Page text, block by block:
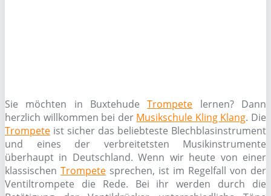
Sie möchten in BuxtehudeTrompete lernen? Dann
herzlich willkommen bei der Musikschule Kling Klang. Die
Trompete ist sicher das beliebteste Blechblasinstrument
und eines der verbreitetsten Musikinstrumente
überhaupt in Deutschland. Wenn wir heute von einer
klassischen Trompete sprechen, ist im Regelfall von der
Ventiltrompete die Rede. Bei ihr werden durch die